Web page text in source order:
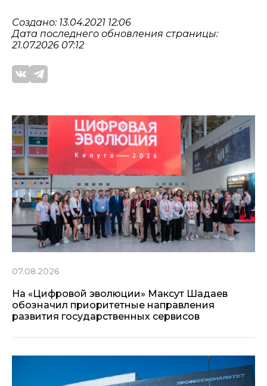
Создано: 13.04.2021 12:06
Дата последнего обновления страницы:
21.07.2026 07:12
07.08.2026
На «Цифровой эволюции» Максут Шадаев
обозначил приоритетные направления
развития государственных сервисов